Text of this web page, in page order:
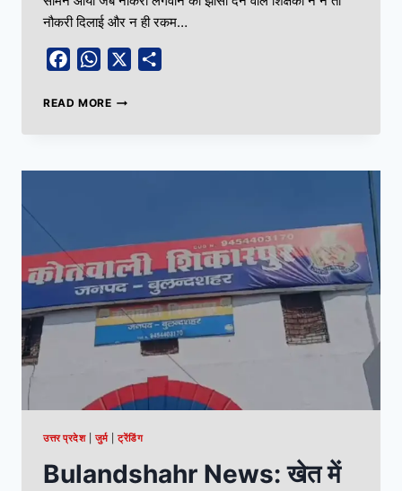
नौकरी दिलाई और न ही रकम…
FacebookWhatsApp
READ MORE
उत्तर प्रदेश|जुर्म|ट्रेंडिंग
Bulandshahr News: खेत में